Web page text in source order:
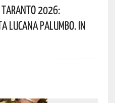
Taranto 2026:
Lucana Palumbo. In